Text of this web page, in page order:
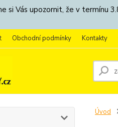
si Vás upozornit, že v
Obchodní podmínky Kontakty
Úvod